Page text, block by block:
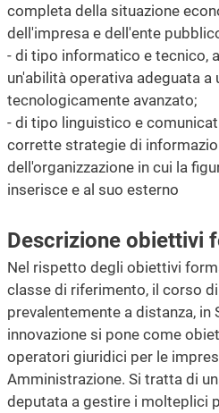
completa della situazione
dell'impresa e dell'ente
- di tipo informatico e tecnico,
un'abilità operativa adeguata
tecnologicamente avanzato;
- di tipo linguistico e
corrette strategie di
dell'organizzazione in cui la
inserisce e al suo esterno
Descrizione obiettivi
Nel rispetto degli obiettivi
classe di riferimento, il corso
prevalentemente a distanza, in
innovazione si pone come
operatori giuridici per le
Amministrazione. Si tratta di
deputata a gestire i molteplici